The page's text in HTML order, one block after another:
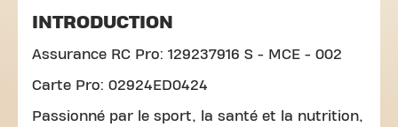
INTRODUCTION
Assurance RC Pro: 129237916 S - MCE - 002
Carte Pro: 02924ED0424
Passionné par le sport, la santé et la nutrition,